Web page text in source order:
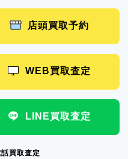
店頭買取予約
WEB買取査定
LINE買取査定
買取査定